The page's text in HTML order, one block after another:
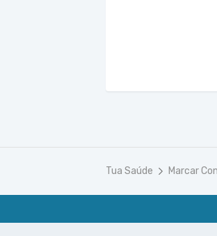
Tua Saúde Marcar